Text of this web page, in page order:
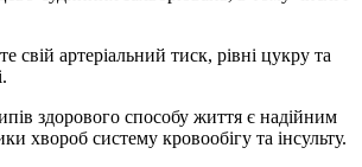
свій артеріальний тиск, рівні цукру та
здорового способу життя є надійним
хвороб систему кровообігу та інсульту.